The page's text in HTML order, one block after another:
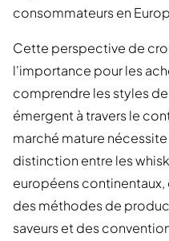
consommateurs en
Cette perspective de
l'importance pour les
comprendre les styles
émergent à travers le
marché mature
distinction entre les
européens
des méthodes de
saveurs et des